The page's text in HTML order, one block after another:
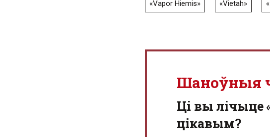
«Vapor Hiemis» «Vietah»
Шаноўныя
Ці вы лічыце
цікавым?